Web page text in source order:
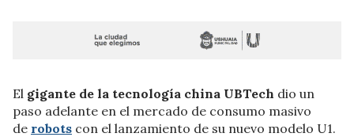
El gigante de la tecnología china UBTech dio un
paso adelante en el mercado de consumo masivo
de robots con el lanzamiento de su nuevo modelo U1.